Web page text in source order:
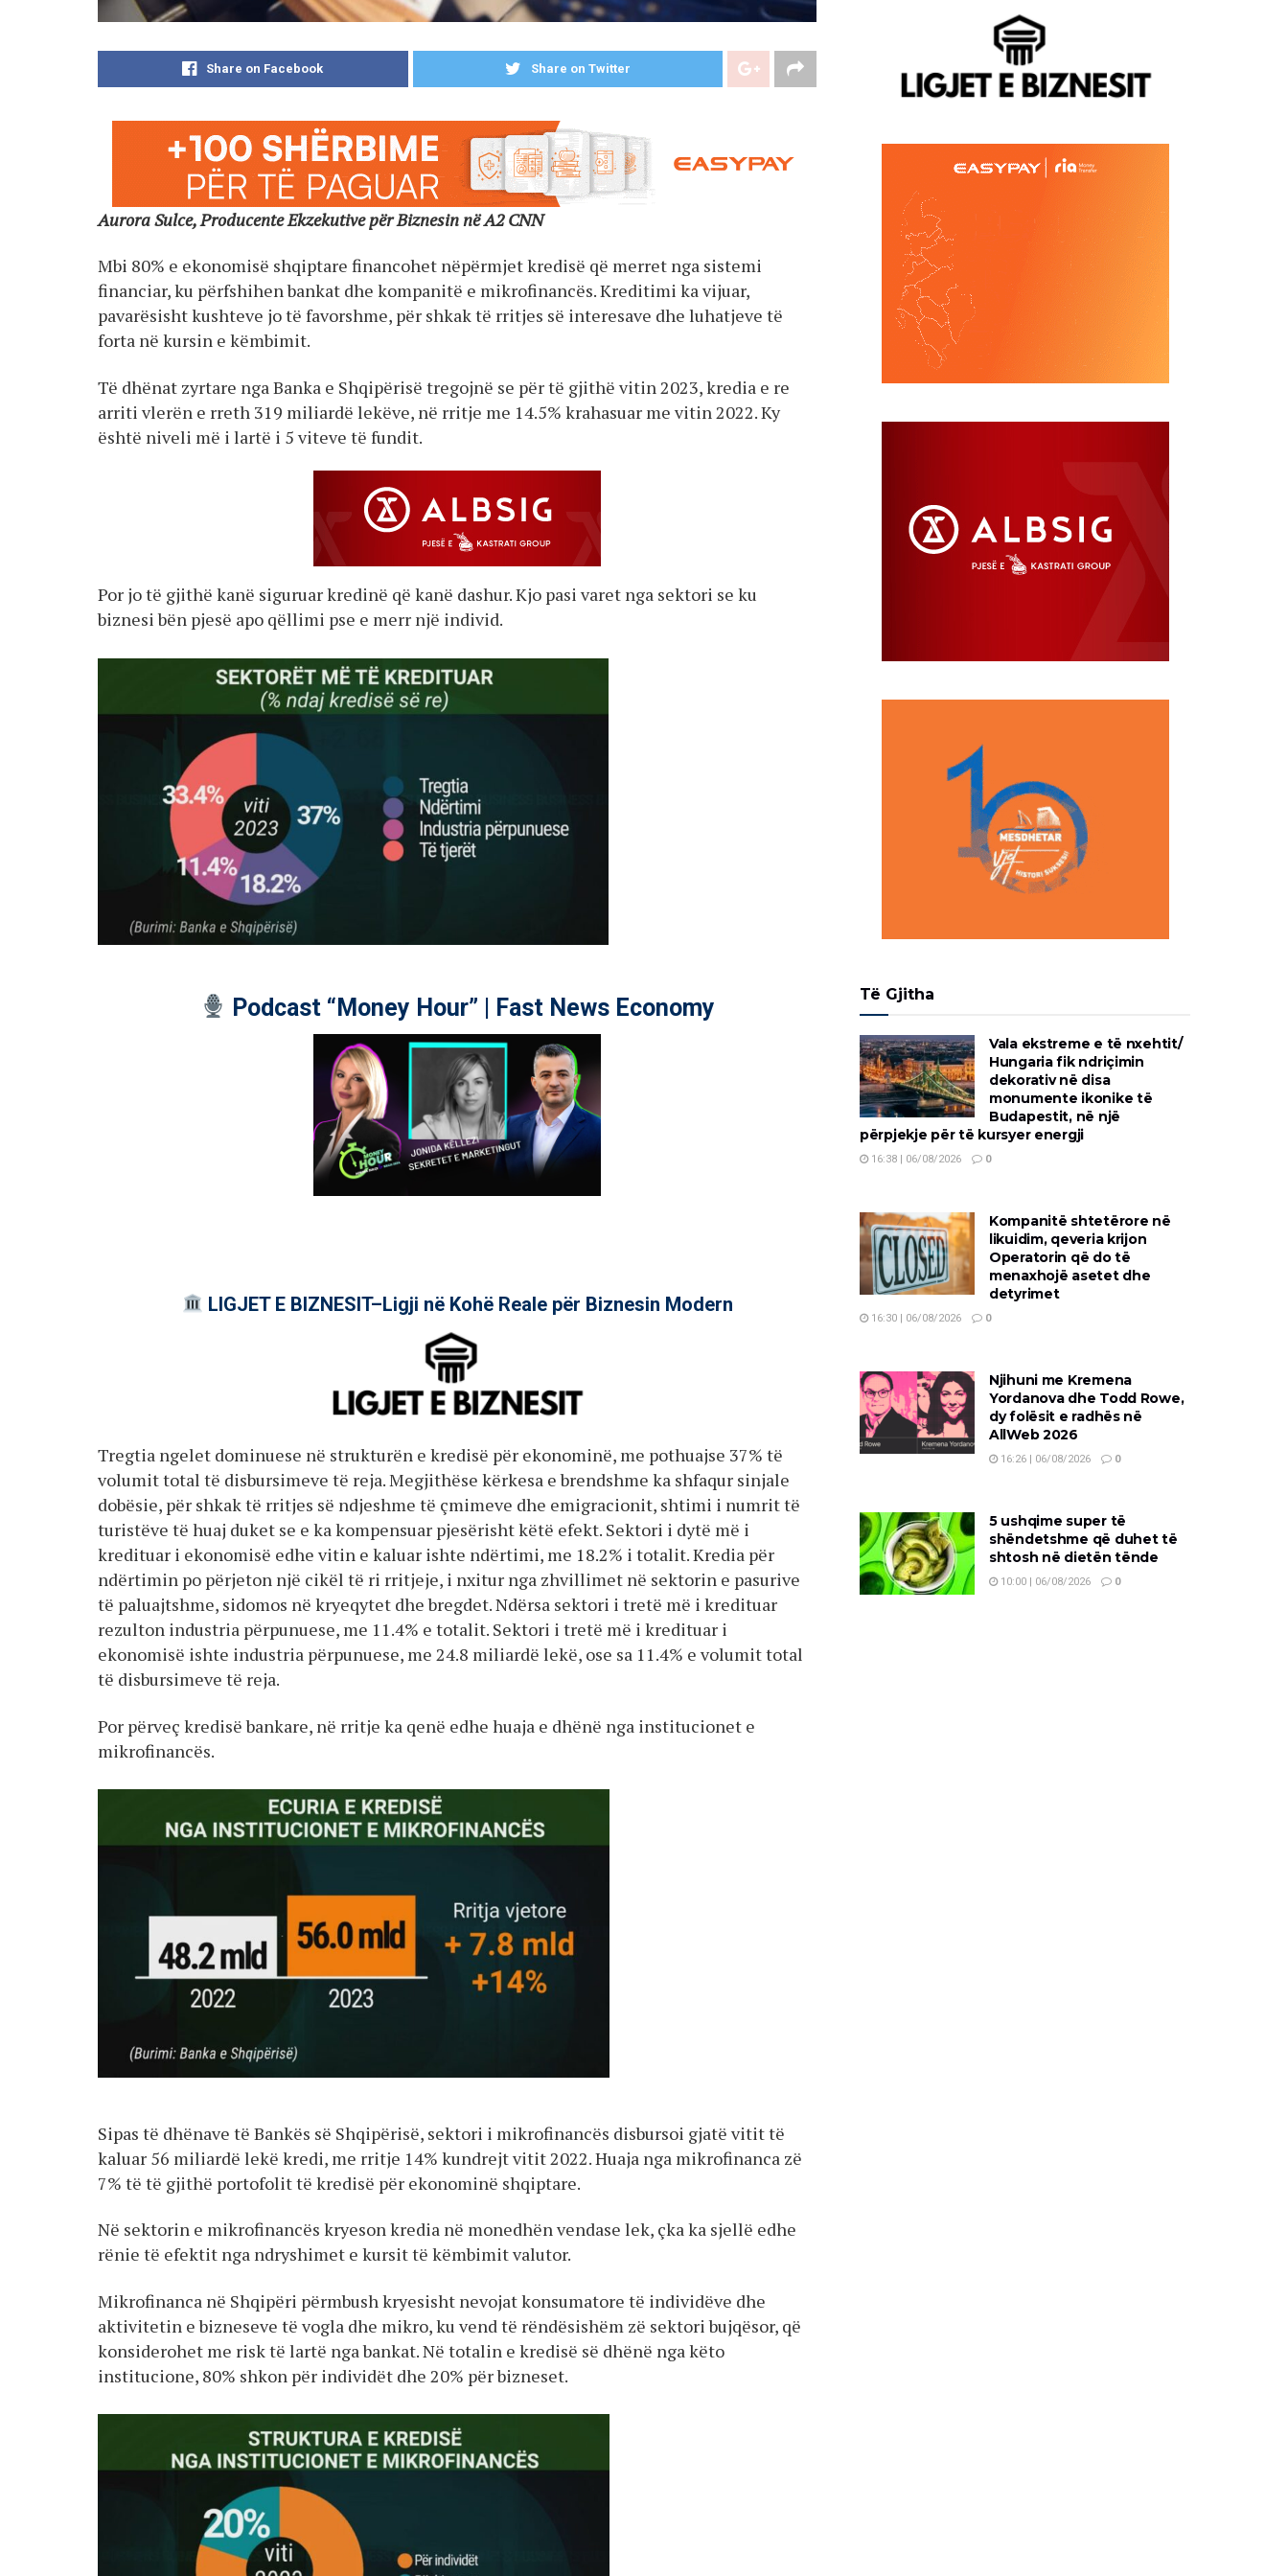
Share on Facebook Share on Twitter
Aurora Sulce, Producente Ekzekutive për Biznesin në A2 CNN
Mbi 80% e ekonomisë shqiptare financohet nëpërmjet kredisë që merret nga sistemi
financiar, ku përfshihen bankat dhe kompanitë e mikrofinancës. Kreditimi ka vijuar,
pavarësisht kushteve jo të favorshme, për shkak të rritjes së interesave dhe luhatjeve të
forta në kursin e këmbimit.
Të dhënat zyrtare nga Banka e Shqipërisë tregojnë se për të gjithë vitin 2023, kredia e re
arriti vlerën e rreth 319 miliardë lekëve, në rritje me 14.5% krahasuar me vitin 2022. Ky
është niveli më i lartë i 5 viteve të fundit.
Por jo të gjithë kanë siguruar kredinë që kanë dashur. Kjo pasi varet nga sektori se ku
biznesi bën pjesë apo qëllimi pse e merr një individ.
Podcast “Money Hour” | Fast News Economy
LIGJET E BIZNESIT–Ligji në Kohë Reale për Biznesin Modern
Tregtia ngelet dominuese në strukturën e kredisë për ekonominë, me pothuajse 37% të
volumit total të disbursimeve të reja. Megjithëse kërkesa e brendshme ka shfaqur sinjale
dobësie, për shkak të rritjes së ndjeshme të çmimeve dhe emigracionit, shtimi i numrit të
turistëve të huaj duket se e ka kompensuar pjesërisht këtë efekt. Sektori i dytë më i
kredituar i ekonomisë edhe vitin e kaluar ishte ndërtimi, me 18.2% i totalit. Kredia për
ndërtimin po përjeton një cikël të ri rritjeje, i nxitur nga zhvillimet në sektorin e pasurive
të paluajtshme, sidomos në kryeqytet dhe bregdet. Ndërsa sektori i tretë më i kredituar
rezulton industria përpunuese, me 11.4% e totalit. Sektori i tretë më i kredituar i
ekonomisë ishte industria përpunuese, me 24.8 miliardë lekë, ose sa 11.4% e volumit total
të disbursimeve të reja.
Por përveç kredisë bankare, në rritje ka qenë edhe huaja e dhënë nga institucionet e
mikrofinancës.
Sipas të dhënave të Bankës së Shqipërisë, sektori i mikrofinancës disbursoi gjatë vitit të
kaluar 56 miliardë lekë kredi, me rritje 14% kundrejt vitit 2022. Huaja nga mikrofinanca zë
7% të të gjithë portofolit të kredisë për ekonominë shqiptare.
Në sektorin e mikrofinancës kryeson kredia në monedhën vendase lek, çka ka sjellë edhe
rënie të efektit nga ndryshimet e kursit të këmbimit valutor.
Mikrofinanca në Shqipëri përmbush kryesisht nevojat konsumatore të individëve dhe
aktivitetin e bizneseve të vogla dhe mikro, ku vend të rëndësishëm zë sektori bujqësor, që
konsiderohet me risk të lartë nga bankat. Në totalin e kredisë së dhënë nga këto
institucione, 80% shkon për individët dhe 20% për bizneset.
Të Gjitha
Vala ekstreme e të nxehtit/
Hungaria fik ndriçimin
dekorativ në disa
monumente ikonike të
Budapestit, në një
përpjekje për të kursyer energji
16:38 | 06/08/2026 0
Kompanitë shtetërore në
likuidim, qeveria krijon
Operatorin që do të
menaxhojë asetet dhe
detyrimet
16:30 | 06/08/2026 0
Njihuni me Kremena
Yordanova dhe Todd Rowe,
dy folësit e radhës në
AllWeb 2026
16:26 | 06/08/2026 0
5 ushqime super të
shëndetshme që duhet të
shtosh në dietën tënde
10:00 | 06/08/2026 0